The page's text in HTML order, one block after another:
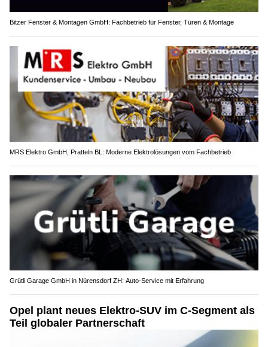
Bitzer Fenster & Montagen GmbH: Fachbetrieb für Fenster, Türen & Montage
MRS Elektro GmbH, Pratteln BL: Moderne Elektrolösungen vom Fachbetrieb
Grütli Garage GmbH in Nürensdorf ZH: Auto-Service mit Erfahrung
Opel plant neues Elektro-SUV im C-Segment als
Teil globaler Partnerschaft